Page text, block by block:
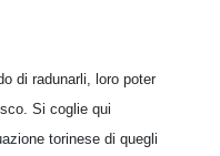
di radunarli, loro poter
Si coglie qui
torinese di quegli